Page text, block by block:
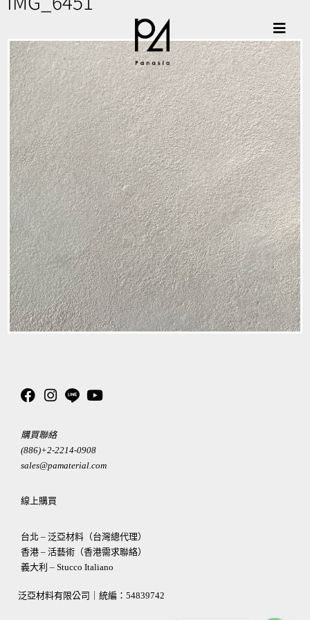
購買聯絡
(886)+2-2214-0908
sales@pamaterial.com
線上購買
台北 – 泛亞材料（台灣總代理）
香港 – 活藝術（香港需求聯絡）
義大利 – Stucco Italiano
泛亞材料有限公司｜統編： 54839742